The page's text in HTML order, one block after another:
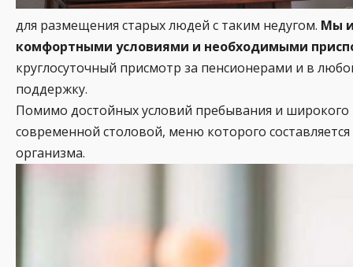
для размещения старых людей с таким недугом. Мы
комфортными условиями и необходимыми
круглосуточный присмотр за пенсионерами и в
поддержку.
Помимо достойных условий пребывания и широкого
современной столовой, меню которого
организма.